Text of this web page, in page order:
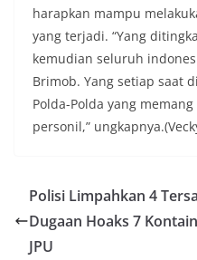
harapkan mampu
yang terjadi. “Yang
kemudian seluruh
Brimob. Yang setiap saat
Polda-Polda yang
personil,”
Polisi Limpahkan 4
Dugaan Hoaks 7
JPU